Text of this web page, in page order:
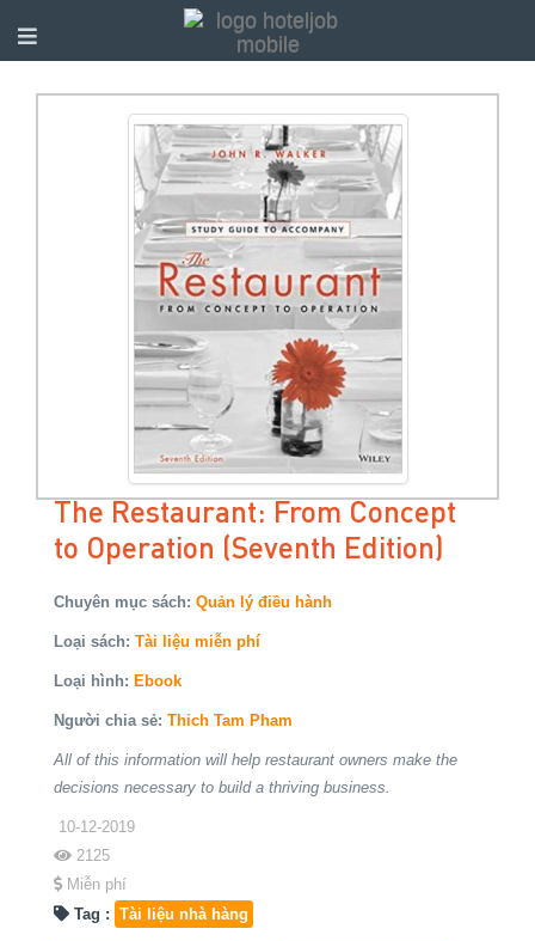
The Restaurant: From Concept
to Operation (Seventh Edition)
Chuyên mục sách: Quản lý điều hành
Loại sách: Tài liệu miễn phí
Loại hình: Ebook
Người chia sẻ: Thich Tam Pham
All of this information will help restaurant owners make the
decisions necessary to build a thriving business.
10-12-2019
2125
Miễn phí
Tag : Tài liệu nhà hàng